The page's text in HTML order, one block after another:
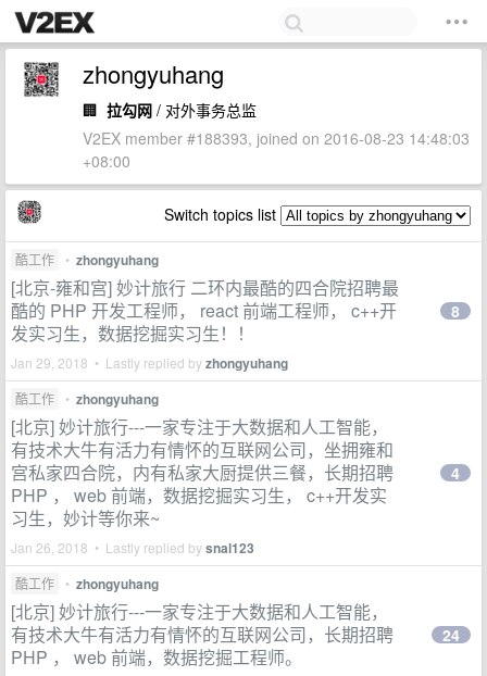
zhongyuhang
🏢 拉勾网 / 对外事务总监
V2EX member #188393, joined on 2016-08-23 14:48:03
+08:00
Switch topics list
酷工作 • zhongyuhang
[北京-雍和宫] 妙计旅行 二环内最酷的四合院招聘最
酷的 PHP 开发工程师， react 前端工程师， c++开
发实习生，数据挖掘实习生！！
Jan 29, 2018 • Lastly replied byzhongyuhang
8
酷工作 • zhongyuhang
[北京] 妙计旅行---一家专注于大数据和人工智能，
有技术大牛有活力有情怀的互联网公司，坐拥雍和
宫私家四合院，内有私家大厨提供三餐，长期招聘
PHP ， web 前端，数据挖掘实习生， c++开发实
习生，妙计等你来~
Jan 26, 2018 • Lastly replied bysnal123
4
酷工作 • zhongyuhang
[北京] 妙计旅行---一家专注于大数据和人工智能，
有技术大牛有活力有情怀的互联网公司，长期招聘
PHP ， web 前端，数据挖掘工程师。
24